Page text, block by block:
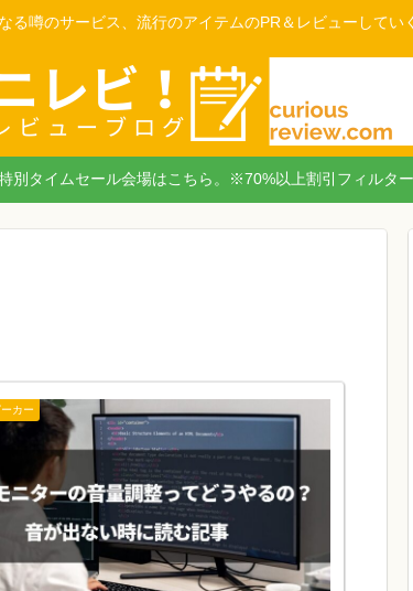
る噂のサービス、流行のアイテムのPR＆レビューしてい
別タイムセール会場はこちら。※70%以上割引フィルタ
カー